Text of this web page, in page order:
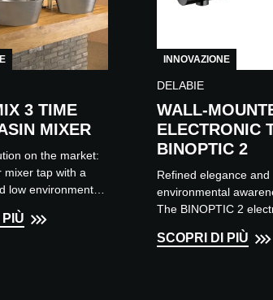
3 TIME
MIXER
on the market:
mixer tap with a
low environmental
tertiary esta...
INNOVAZIONE
DELABIE
WALL-
ELECTRONIC
BINOPTIC 2
Refined elegance and
environmental
The BINOPTIC 2
valve built directly into
SCOPRI DI PIÙ